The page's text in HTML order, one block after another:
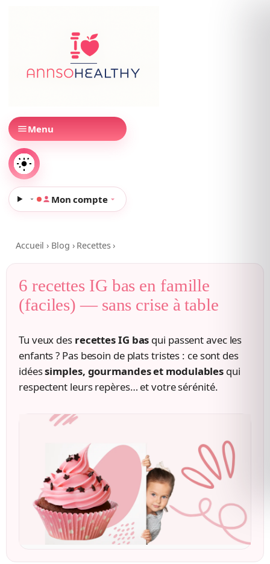
Menu
Mon compte
Accueil › Blog › Recettes›
6 recettes IG bas en famille
(faciles) — sans crise à table
Tu veux des recettes IG bas qui passent avec les
enfants ? Pas besoin de plats tristes : ce sont des
idéessimples, gourmandes et modulables qui
respectent leurs repères… et votre sérénité.